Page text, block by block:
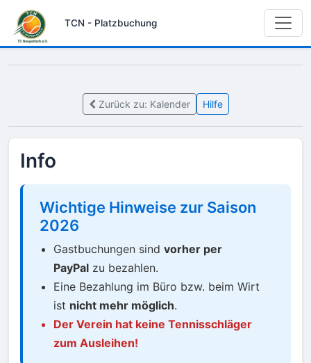
TCN - Platzbuchung
Zurück zu: Kalender Hilfe
Info
Wichtige Hinweise zur Saison
2026
Gastbuchungen sind vorher per
PayPal zu bezahlen.
Eine Bezahlung im Büro bzw. beim Wirt
ist nicht mehr möglich.
Der Verein hat keine Tennisschläger
zum Ausleihen!